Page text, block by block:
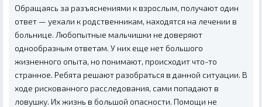
Обращаясь за разъяснениями к взрослым, получают один
ответ — уехали к родственникам, находятся на лечении в
больнице. Любопытные мальчишки не доверяют
однообразным ответам. У них еще нет большого
жизненного опыта, но понимают, происходит что-то
странное. Ребята решают разобраться в данной ситуации. В
ходе рискованного расследования, сами попадают в
ловушку. Их жизнь в большой опасности. Помощи не